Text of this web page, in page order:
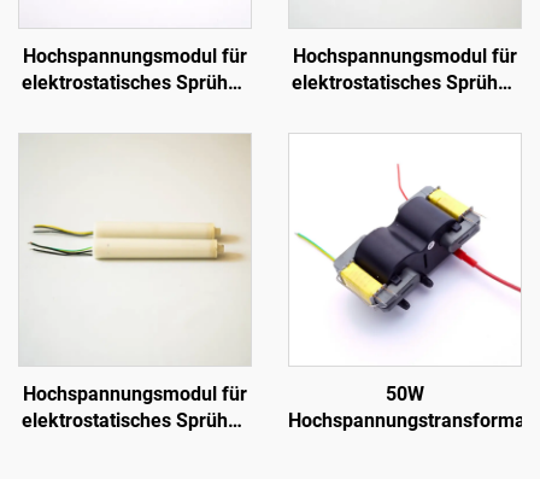
Hochspannungsmodul für
elektrostatisches Sprühen
Hochspannungsmodul für
elektrostatisches Sprühen
Hochspannungsmodul für
elektrostatisches Sprühen
50W